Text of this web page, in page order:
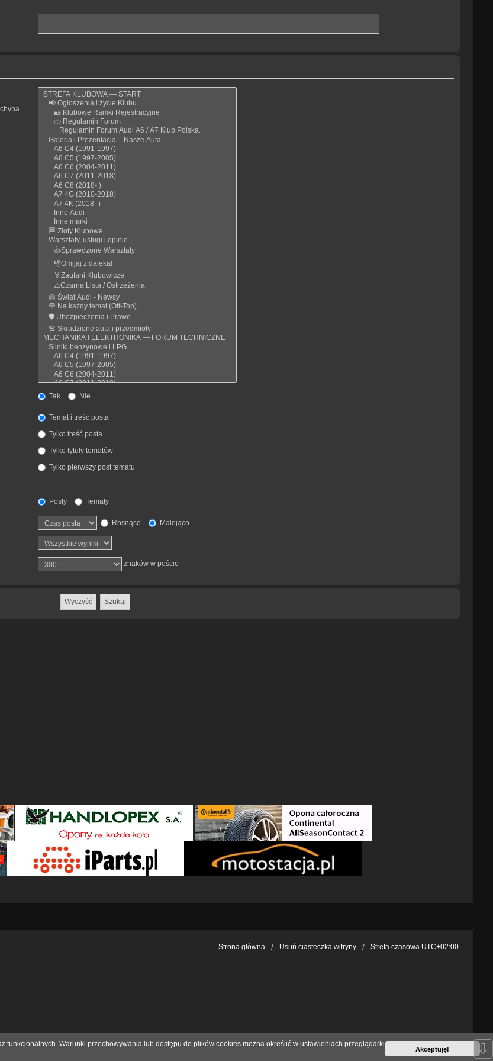
funkcjonalnych. Warunki przechowywania lub dostępu do plików cookies można określić w ustawieniach przeglądarki
Akceptuję!
Tak Nie
Temat i treść posta
Tylko treść posta
Tylko tytuły tematów
Tylko pierwszy post tematu
Posty Tematy
Rosnąco Malejąco
znaków w poście
Strona główna Usuń ciasteczka witryny Strefa czasowa UTC+02:00
⇩